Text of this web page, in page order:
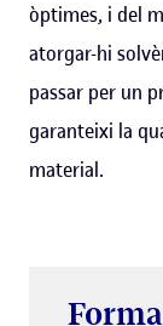
òptimes, i del
atorgar-hi
passar per un
garanteixi la
material.